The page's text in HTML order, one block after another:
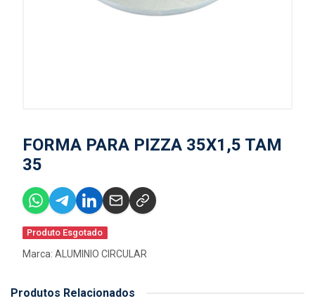
FORMA PARA PIZZA 35X1,5 TAM
35
Produto Esgotado
Marca: ALUMINIO CIRCULAR
Produtos Relacionados